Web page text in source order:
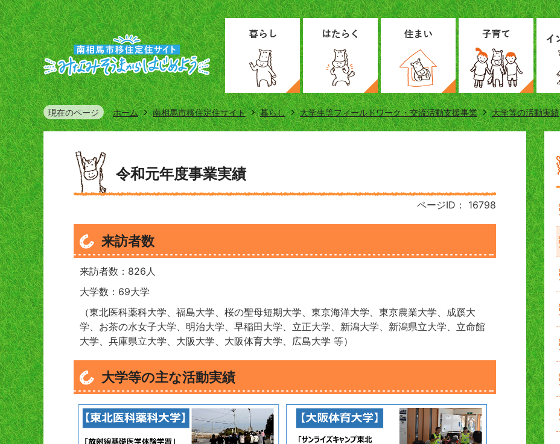
現在のページ ホーム 南相馬市移住定住サイト 暮らし 大学生等フィールドワーク・交流活動支援事業 大学等の活動実績
令和元年度事業実績
ページID： 16798
来訪者数
来訪者数：826人
大学数：69大学
（東北医科薬科大学、福島大学、桜の聖母短期大学、東京海洋大学、東京農業大学、成蹊大
学、お茶の水女子大学、明治大学、早稲田大学、立正大学、新潟大学、新潟県立大学、立命館
大学、兵庫県立大学、大阪大学、大阪体育大学、広島大学 等）
大学等の主な活動実績